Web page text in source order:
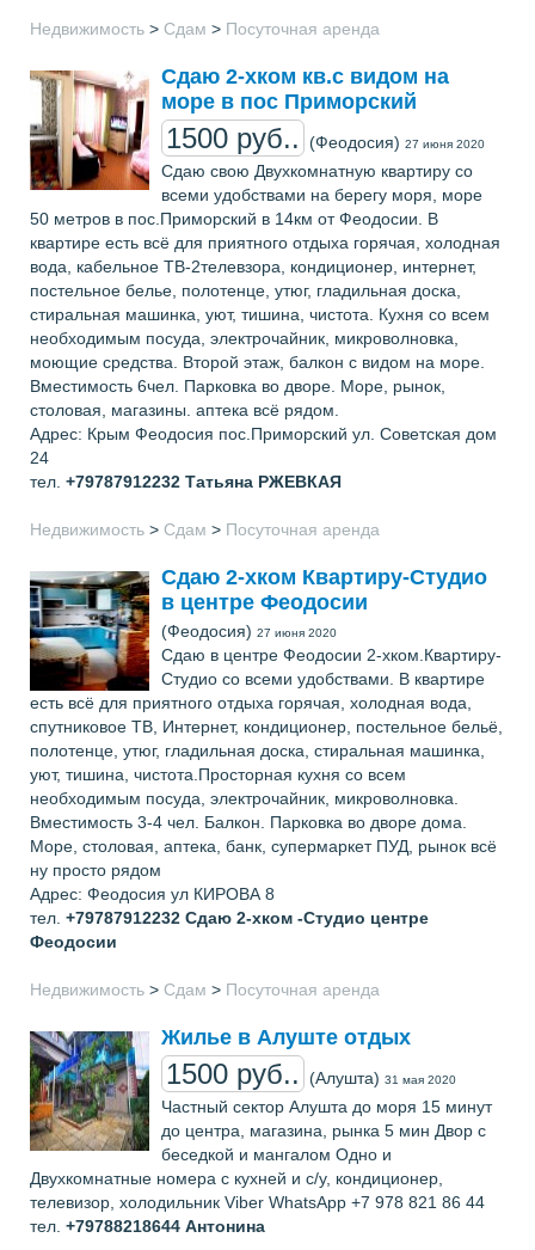
Недвижимость > Сдам > Посуточная аренда
Сдаю 2-хком кв.с видом на
море в пос Приморский
1500 руб.. (Феодосия) 27 июня 2020
Сдаю свою Двухкомнатную квартиру со
всеми удобствами на берегу моря, море
50 метров в пос.Приморский в 14км от Феодосии. В
квартире есть всё для приятного отдыха горячая, холодная
вода, кабельное ТВ-2телевзора, кондиционер, интернет,
постельное белье, полотенце, утюг, гладильная доска,
стиральная машинка, уют, тишина, чистота. Кухня со всем
необходимым посуда, электрочайник, микроволновка,
моющие средства. Второй этаж, балкон с видом на море.
Вместимость 6чел. Парковка во дворе. Море, рынок,
столовая, магазины. аптека всё рядом.
Адрес: Крым Феодосия пос.Приморский ул. Советская дом
24
тел. +79787912232 Татьяна РЖЕВКАЯ
Недвижимость > Сдам > Посуточная аренда
Сдаю 2-хком Квартиру-Студио
в центре Феодосии
(Феодосия) 27 июня 2020
Сдаю в центре Феодосии 2-хком.Квартиру-
Студио со всеми удобствами. В квартире
есть всё для приятного отдыха горячая, холодная вода,
спутниковое ТВ, Интернет, кондиционер, постельное бельё,
полотенце, утюг, гладильная доска, стиральная машинка,
уют, тишина, чистота.Просторная кухня со всем
необходимым посуда, электрочайник, микроволновка.
Вместимость 3-4 чел. Балкон. Парковка во дворе дома.
Море, столовая, аптека, банк, супермаркет ПУД, рынок всё
ну просто рядом
Адрес: Феодосия ул КИРОВА 8
тел. +79787912232 Сдаю 2-хком -Студио центре
Феодосии
Недвижимость > Сдам > Посуточная аренда
Жилье в Алуште отдых
1500 руб.. (Алушта) 31 мая 2020
Частный сектор Алушта до моря 15 минут
до центра, магазина, рынка 5 мин Двор с
беседкой и мангалом Одно и
Двухкомнатные номера с кухней и с/у, кондиционер,
телевизор, холодильник Viber WhatsApp +7 978 821 86 44
тел. +79788218644 Антонина